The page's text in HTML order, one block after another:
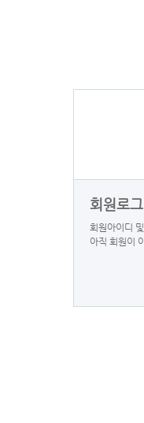
회원로
회원아이디
아직 회원이